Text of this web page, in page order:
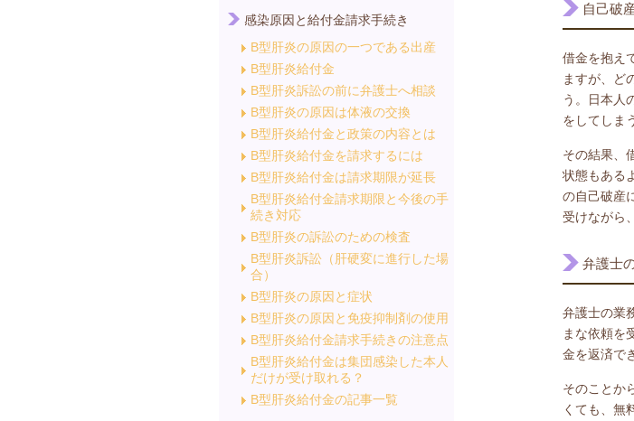
感染原因と給付金請求手続き
B型肝炎の原因の一つである出産
B型肝炎給付金
B型肝炎訴訟の前に弁護士へ相談
B型肝炎の原因は体液の交換
B型肝炎給付金と政策の内容とは
B型肝炎給付金を請求するには
B型肝炎給付金は請求期限が延長
B型肝炎給付金請求期限と今後の手
続き対応
B型肝炎の訴訟のための検査
B型肝炎訴訟（肝硬変に進行した場
合）
B型肝炎の原因と症状
B型肝炎の原因と免疫抑制剤の使用
B型肝炎給付金請求手続きの注意点
B型肝炎給付金は集団感染した本人
だけが受け取れる？
B型肝炎給付金の記事一覧
自己破
借金を抱え
ますが、ど
う。日本人
をしてしま
その結果、
状態もある
の自己破産
受けながら
弁護士
弁護士の業
まな依頼を
金を返済で
そのことか
くても、無